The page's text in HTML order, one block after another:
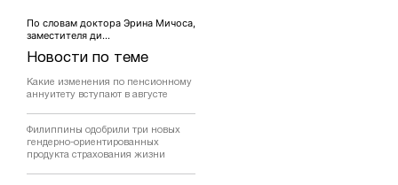
Новости по теме
Какие изменения по пенсионному
аннуитету вступают в августе
Филиппины одобрили три новых
гендерно-ориентированных
продукта страхования жизни
По словам доктора Эрина Мичоса,
заместителя ди...